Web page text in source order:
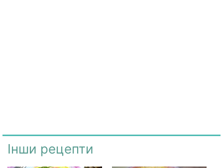
Інши рецепти